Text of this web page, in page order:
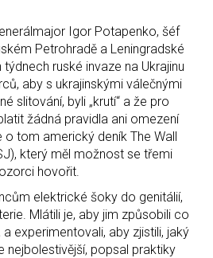
Igor Potapenko, šéf
Petrohradě a Leningradské
ruské invaze na Ukrajinu
aby s ukrajinskými válečnými
slitování, byli „krutí“ a že pro
žádná pravidla ani omezení
o tom americký deník The Wall
který měl možnost se třemi
hovořit.
elektrické šoky do genitálií,
Mlátili je, aby jim způsobili co
a experimentovali, aby zjistili, jaký
nejbolestivější, popsal praktiky